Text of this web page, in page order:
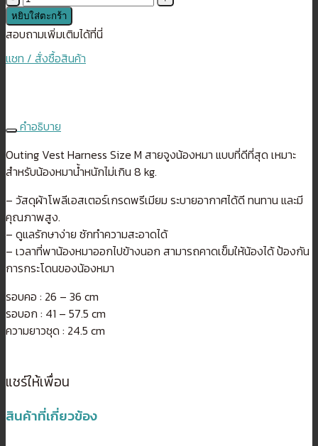
Richell(ริ
เชล)
Outing
Vest
สาย
จูง
น้อง
ชิ้น
หยิบใส่ตะกร้า
สอบถามเพิ่มเติมได้ที่นี่
แชท / สั่งซื้อสินค้า
คำอธิบาย
Outing Vest Harness Size M สายจูงน้องหมา แบบที่ดีที่สุด เหมาะ
สำหรับน้องหมาน้ำหนักไม่เกิน 8 kg.
– วัสดุผ้าโพลีเอสเตอร์เกรดพรีเมียม ระบายอากาศได้ดี ทนทาน และมี
คุณภาพสูง.
– ดูแลรักษาง่าย ซักทำความสะอาดได้
– เวลาที่พาน้องหมาออกไปข้างนอก สามารถคาดเข็มให้น้องได้ ป้องกัน
การกระโดนของน้องหมา
รอบคอ : 26 – 36 cm
รอบอก : 41 – 57.5 cm
ความยาวชุด : 24.5 cm
แชร์ให้เพื่อน
สินค้าที่เกี่ยวข้อง